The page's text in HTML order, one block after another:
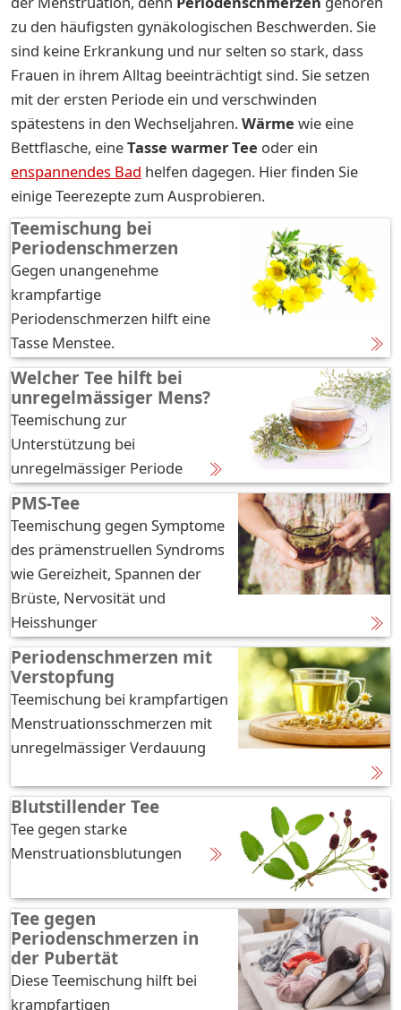
zu den häufigsten gynäkologischen Beschwerden. Sie
sind keine Erkrankung und nur selten so stark, dass
Frauen in ihrem Alltag beeinträchtigt sind. Sie setzen
mit der ersten Periode ein und verschwinden
spätestens in den Wechseljahren.Wärme wie eine
Bettflasche, eineTasse warmer Tee oder ein
enspannendes Bad helfen dagegen. Hier finden Sie
einige Teerezepte zum Ausprobieren.
Teemischung bei
Periodenschmerzen
Gegen unangenehme
krampfartige
Periodenschmerzen hilft eine
Tasse Menstee.
Welcher Tee hilft bei
unregelmässiger Mens?
Teemischung zur
Unterstützung bei
unregelmässiger Periode
PMS-Tee
Teemischung gegen Symptome
des prämenstruellen Syndroms
wie Gereizheit, Spannen der
Brüste, Nervosität und
Heisshunger
Periodenschmerzen mit
Verstopfung
Teemischung bei krampfartigen
Menstruationsschmerzen mit
unregelmässiger Verdauung
Blutstillender Tee
Tee gegen starke
Menstruationsblutungen
Tee gegen
Periodenschmerzen in
der Pubertät
Diese Teemischung hilft bei
krampfartigen